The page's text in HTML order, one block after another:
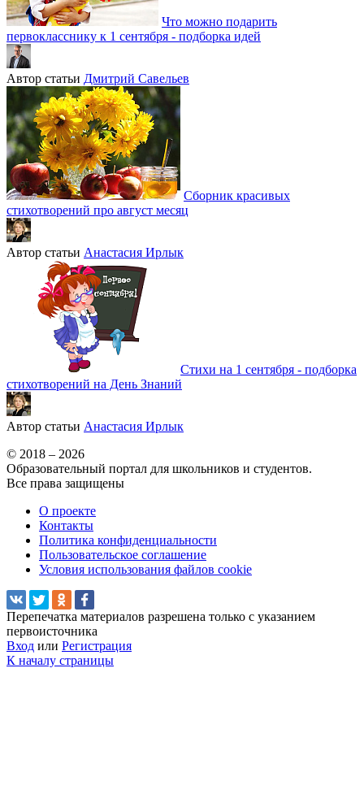
Что можно подарить
первокласснику к 1 сентября - подборка идей
Автор статьи Дмитрий Савельев
Сборник красивых
стихотворений про август месяц
Автор статьи Анастасия Ирлык
Стихи на 1 сентября - подборка
стихотворений на День Знаний
Автор статьи Анастасия Ирлык
© 2018 – 2026
Образовательный портал для школьников и студентов.
Все права защищены
О проекте
Контакты
Политика конфиденциальности
Пользовательское соглашение
Условия использования файлов cookie
Перепечатка материалов разрешена только с указанием
первоисточника
Вход или Регистрация
К началу страницы